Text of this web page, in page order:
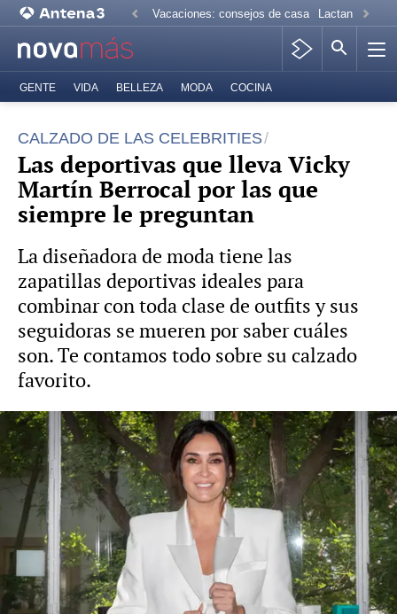
Vacaciones: consejos de casa Lactancia
GENTE VIDA BELLEZA MODA COCINA
CALZADO DE LAS CELEBRITIES
Las deportivas que lleva Vicky
Martín Berrocal por las que
siempre le preguntan
La diseñadora de moda tiene las
zapatillas deportivas ideales para
combinar con toda clase de outfits y sus
seguidoras se mueren por saber cuáles
son. Te contamos todo sobre su calzado
favorito.